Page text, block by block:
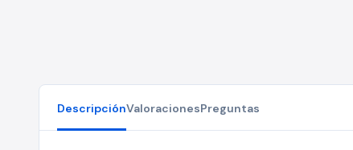
DescripciónValoracionesPreguntas